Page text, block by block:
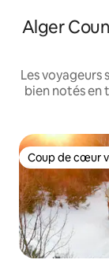
Alger
Les voyageurs
bien notés en
Coup de cœur
Coup de cœur